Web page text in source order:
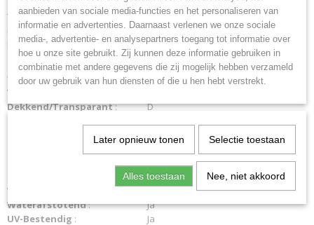
Productcode leverancier
6401657
TencoVerf is een hoogglans universele aflak voor binnen en buiten
met een zeer goede dekking en vloei. Geschikt voor het aflakken van
hout, staal, non-ferro metalen en diverse kunststoffen.
Algemene eigenschappen
Verbruik
Dekkend/Transparant:
D
6 uur
Ja
Ja
Vochtregulerend
Nee
Waterafstotend:
Ja
UV-Bestendig :
Ja
aanbieden van sociale media-functies en het personaliseren van
informatie en advertenties. Daarnaast verlenen we onze sociale
media-, advertentie- en analysepartners toegang tot informatie over
hoe u onze site gebruikt. Zij kunnen deze informatie gebruiken in
combinatie met andere gegevens die zij mogelijk hebben verzameld
door uw gebruik van hun diensten of die u hen hebt verstrekt.
Later opnieuw tonen Selectie toestaan
Alles toestaan Nee, niet akkoord